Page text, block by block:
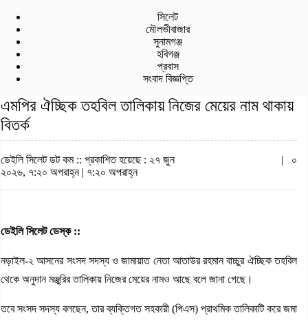
সিলেট
মৌলভীবাজার
সুনামগঞ্জ
হবিগঞ্জ
প্রবাস
সংবাদ বিজ্ঞপ্তি
এমপির ঐচ্ছিক তহবিল তালিকায় নিজের মেয়ের নাম থাকায়
বিতর্ক
ডেইলি সিলেট ডট কম :: প্রকাশিত হয়েছে : ২৭ জুন
২০২৬, ৭:২০ অপরাহ্ন | ৭:২০ অপরাহ্ন
| ০
ডেইলি সিলেট ডেস্ক ::
নড়াইল-২ আসনের সংসদ সদস্য ও জামায়াত নেতা আতাউর রহমান বাচ্চুর ঐচ্ছিক তহবিল
থেকে অনুদান মঞ্জুরির তালিকায় নিজের মেয়ের নামও আছে বলে জানা গেছে।
তবে সংসদ সদস্য বলছেন, তার ব্যক্তিগত সহকারী (পিএস) প্রাথমিক তালিকাটি করে জমা